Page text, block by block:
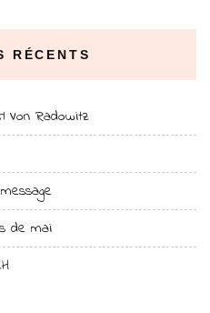
RÉCENTS
Von Radowitz
de mai